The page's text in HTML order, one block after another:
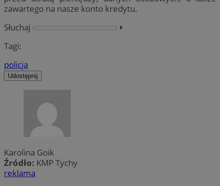
zawartego na nasze konto kredytu.
Słuchaj
⏵︎
Tagi:
policja
Udostępnij
Karolina Goik
Źródło: KMP Tychy
reklama